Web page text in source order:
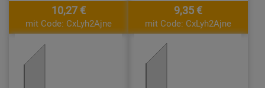
10,27 €
mit Code: CxLyh2Ajne
9,35 €
mit Code: CxLyh2Ajne